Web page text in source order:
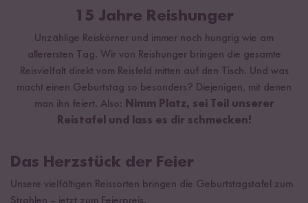
15 Jahre Reishunger
Unzählige Reiskörner und immer noch hungrig wie am
allerersten Tag. Wir von Reishunger bringen die gesamte
Reisvielfalt direkt vom Reisfeld mitten auf den Tisch. Und was
macht einen Geburtstag so besonders? Diejenigen, mit denen
man ihn feiert. Also: Nimm Platz, sei Teil unserer
Reistafel und lass es dir schmecken!
Das Herzstück der Feier
Unsere vielfältigen Reissorten bringen die Geburtstagstafel zum